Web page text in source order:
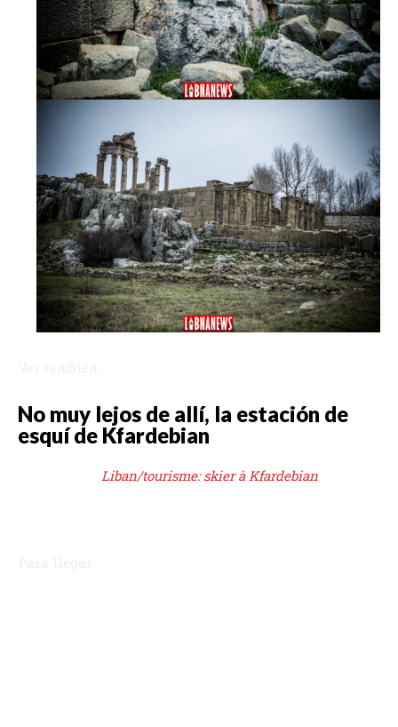
No muy lejos de allí, la estación de
esquí de Kfardebian
Liban/tourisme: skier à Kfardebian